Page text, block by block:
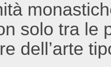
solo tra le
dell’arte